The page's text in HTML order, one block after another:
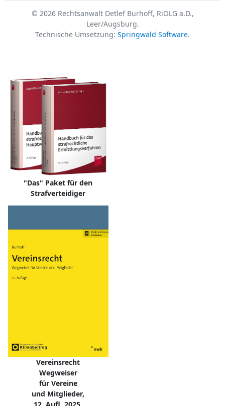
© 2026 Rechtsanwalt Detlef Burhoff, RiOLG a.D.,
Leer/Augsburg.
Technische Umsetzung: Springwald Software.
"Das" Paket für den
Strafverteidiger
Vereinsrecht
Wegweiser
für Vereine
und Mitglieder,
12. Aufl. 2025,